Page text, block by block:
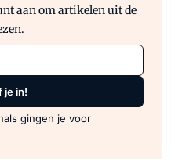
aan om artikelen uit de
je in!
gingen je voor